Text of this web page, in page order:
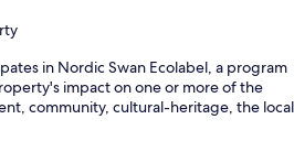
in Nordic Swan Ecolabel, a program
impact on one or more of the
community, cultural-heritage, the local